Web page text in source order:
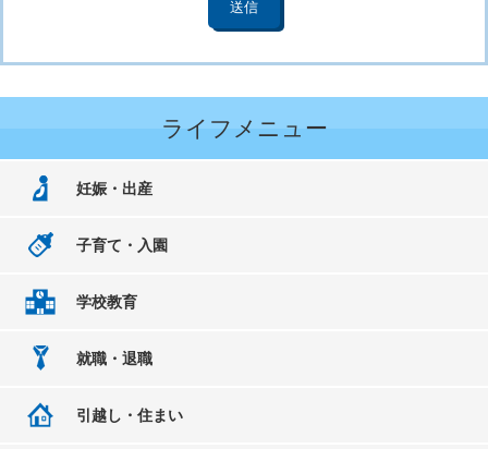
ライフメニュー
妊娠・出産
子育て・入園
学校教育
就職・退職
引越し・住まい